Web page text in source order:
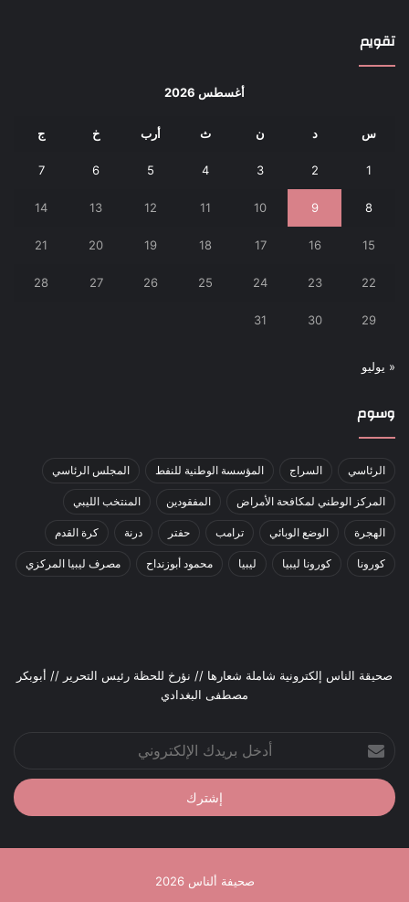
تقويم
أغسطس 2026
س د ن ث أرب خ ج
1
2
3
4
5
6
7
8
9
10
11
12
13
14
15
16
17
18
19
20
21
22
23
24
25
26
27
28
29
30
31
« يوليو
وسوم
الرئاسي السراج المؤسسة الوطنية للنفط المجلس الرئاسي
المركز الوطني لمكافحة الأمراض المفقودين المنتخب الليبي
الهجرة الوضع الوبائي ترامب حفتر درنة كرة القدم
كورونا كورونا ليبيا ليبيا محمود أبوزنداح مصرف ليبيا المركزي
صحيقة الناس إلكترونية شاملة شعارها // نؤرخ للحظة رئيس التحرير // أبوبكر
مصطفى البغدادي
بريدك
الإلكتروني
صحيفة ألناس 2026